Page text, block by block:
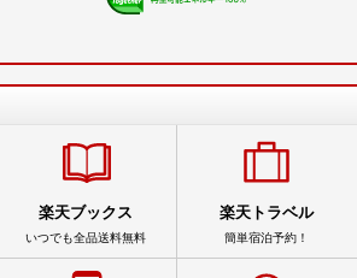
楽天ブックス
いつでも全品送料無料
楽天トラベル
簡単宿泊予約！